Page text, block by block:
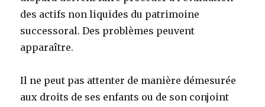
des actifs non liquides du patrimoine
successoral. Des problèmes peuvent
apparaître.
Il ne peut pas attenter de manière démesurée
aux droits de ses enfants ou de son conjoint